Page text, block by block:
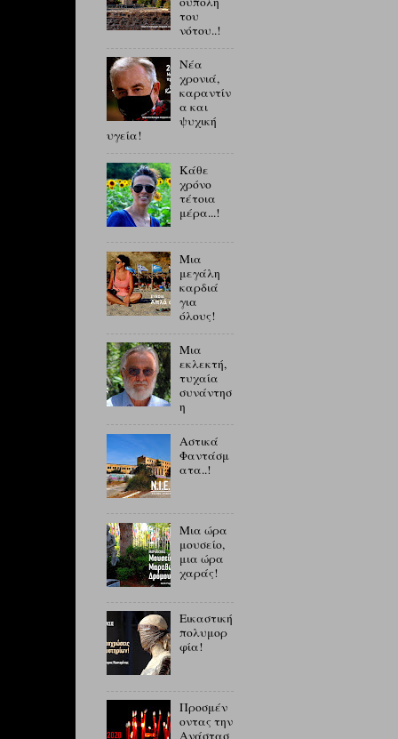
του
νότου..!
Νέα
χρονιά,
καραντίν
α και
ψυχική
υγεία!
Κάθε
χρόνο
τέτοια
μέρα...!
Μια
μεγάλη
καρδιά
για
όλους!
Μια
εκλεκτή,
τυχαία
συνάντησ
η
Αστικά
Φαντάσμ
ατα..!
Μια ώρα
μουσείο,
μια ώρα
χαράς!
Εικαστική
πολυμορ
φία!
Προσμέν
οντας την
Ανάστασ